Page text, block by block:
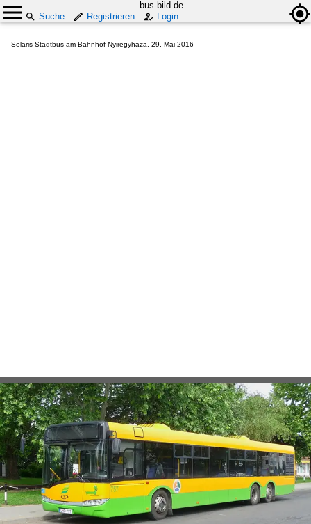
bus-bild.de
Suche
Registrieren Login
Solaris-Stadtbus am Bahnhof Nyiregyhaza, 29. ‎Mai ‎2016